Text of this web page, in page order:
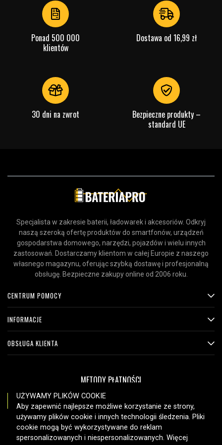
Szybki przewodnik
Sprawdź, co oznaczają poszczególne parametry
Ponad 500 000
klientów
Dostawa od 16,99 zł
30 dni na zwrot
Bezpieczne produkty –
standard UE
Specjalista w zakresie baterii, ładowarek i akcesoriów. Odkryj
naszą szeroką ofertę produktów do smartfonów, urządzeń
gospodarstwa domowego, narzędzi, pojazdów i wielu innych
zastosowań. Dostarczamy klientom w całej Europie z naszego
własnego magazynu, oferując szybką dostawę i profesjonalną
obsługę. Bezpieczne zakupy online od 2006 roku.
CENTRUM POMOCY
INFORMACJE
OBSŁUGA KLIENTA
METODY PŁATNOŚCI
OPCJE DOSTAWY
UŻYWAMY PLIKÓW COOKIE
Aby zapewnić najlepsze możliwe korzystanie ze strony,
używamy plików cookie i innych technologii śledzenia. Pliki
cookie mogą być wykorzystywane do reklam
spersonalizowanych i niespersonalizowanych. Więcej